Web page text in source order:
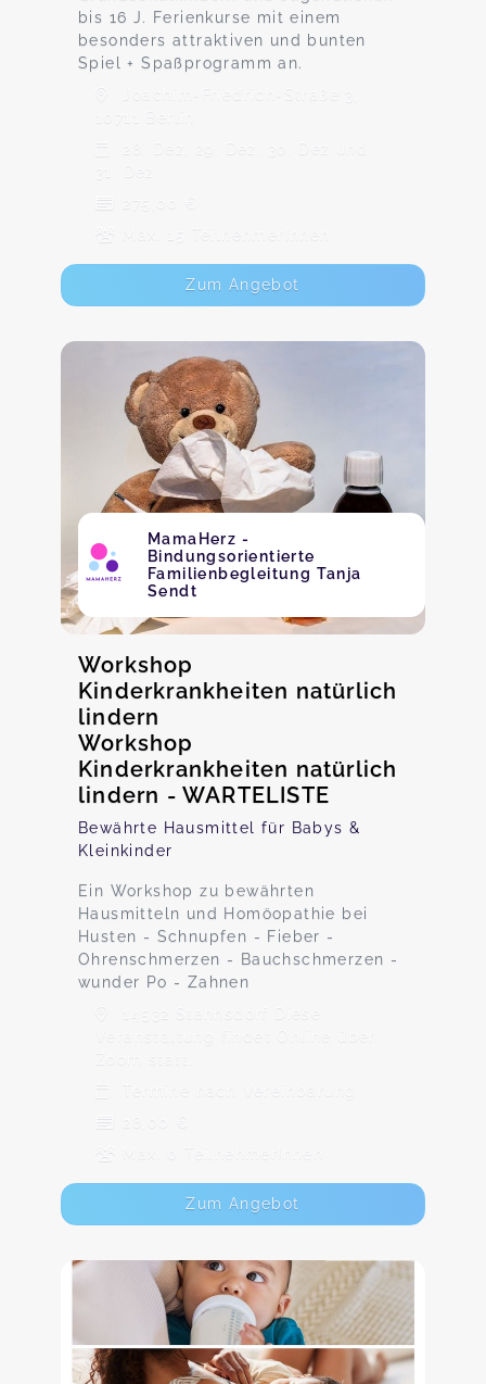
bis 16 J. Ferienkurse mit einem
besonders attraktiven und bunten
Spiel + Spaßprogramm an.
Joachim-Friedrich-Straße 3,
10711 Berlin
28. Dez, 29. Dez, 30. Dez und
31. Dez
275,00 €
Max. 15 TeilnehmerInnen
Zum Angebot
MamaHerz -
Bindungsorientierte
Familienbegleitung Tanja
Sendt
Workshop
Kinderkrankheiten natürlich
lindern
Workshop
Kinderkrankheiten natürlich
lindern - WARTELISTE
Bewährte Hausmittel für Babys &
Kleinkinder
Ein Workshop zu bewährten
Hausmitteln und Homöopathie bei
Husten - Schnupfen - Fieber -
Ohrenschmerzen - Bauchschmerzen -
wunder Po - Zahnen
14532 Stahnsdorf Diese
Veranstaltung findet Online über
Zoom statt.
Termine nach Vereinbarung
28,00 €
Max. 0 TeilnehmerInnen
Zum Angebot